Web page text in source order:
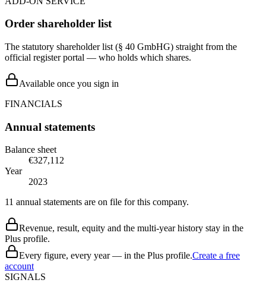
Order shareholder list
The statutory shareholder list (§ 40 GmbHG) straight from the
official register portal — who holds which shares.
Available once you sign in
FINANCIALS
Annual statements
Balance sheet
€327,112
Year
2023
11 annual statements are on file for this company.
Revenue, result, equity and the multi-year history stay in the
Plus profile.
Every figure, every year — in the Plus profile.Create a free
account
SIGNALS